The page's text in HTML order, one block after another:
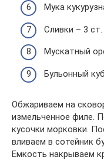
Мука
Сливки – 3 ст.
Мускатный
Бульонный
Обжариваем на
измельченное филе.
кусочки морковки.
вливаем в сотейник
Емкость накрываем